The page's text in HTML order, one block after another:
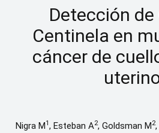
Detección de
Centinela en
cáncer de
Nigra M1, Esteban A2, Goldsman M2